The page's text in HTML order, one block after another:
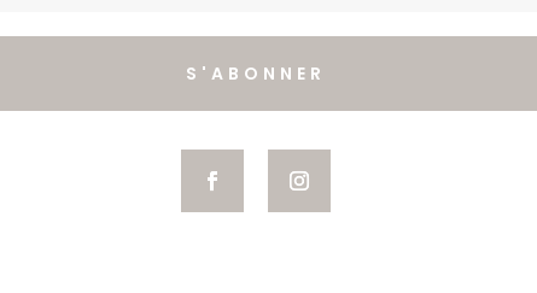
S'ABONNER